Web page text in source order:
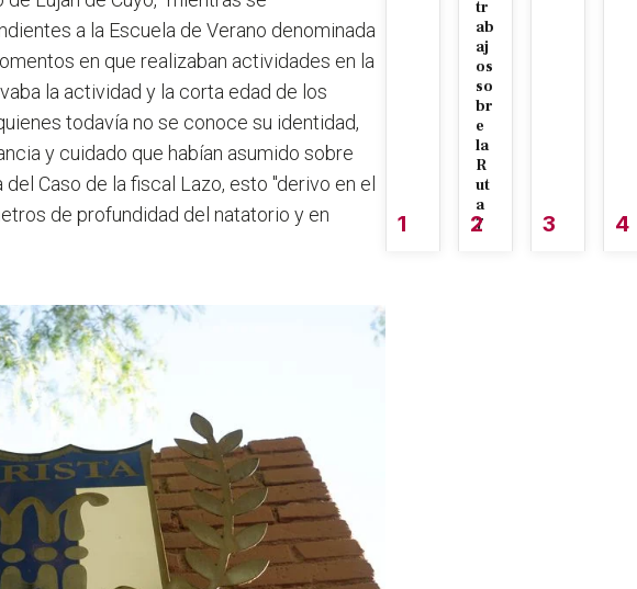
a la Escuela de Verano denominada
en que realizaban actividades en la
la actividad y la corta edad de los
todavía no se conoce su identidad,
y cuidado que habían asumido sobre
Caso de la fiscal Lazo, esto "derivo en el
de profundidad del natatorio y en
1
tr
ab
aj
os
so
br
e
la
R
ut
a
7
2 3 4